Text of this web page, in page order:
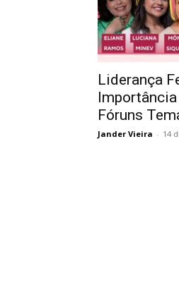
Liderança
Fóruns
Jander Vieira - 14